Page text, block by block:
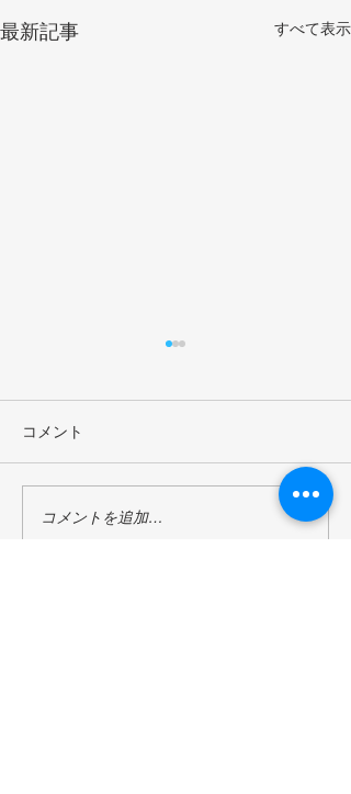
最新記事 すべて表示
2024年度KPC評議会：明
コメント
コメントを追加…